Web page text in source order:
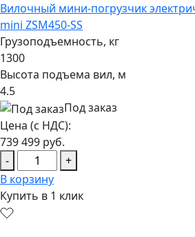
Вилочный мини-погрузчик
mini ZSM450-SS
Грузоподъемность, кг
1300
Высота подъема вил, м
4.5
Под заказ
Цена (с НДС):
739 499 руб.
-
+
В корзину
Купить в 1 клик